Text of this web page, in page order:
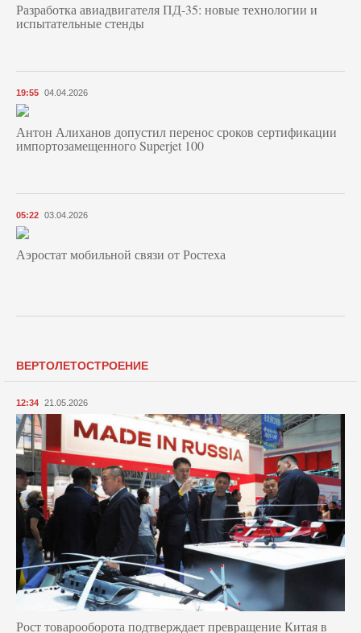
Разработка авиадвигателя ПД-35: новые технологии и
испытательные стенды
19:55 04.04.2026
Антон Алиханов допустил перенос сроков сертификации
импортозамещенного Superjet 100
05:22 03.04.2026
Аэростат мобильной связи от Ростеха
ВЕРТОЛЕТОСТРОЕНИЕ
12:34 21.05.2026
Рост товарооборота подтверждает превращение Китая в